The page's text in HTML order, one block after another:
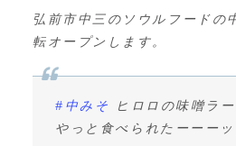
弘前市中三のソウルフードの
転オープンします。
#中みそ
ヒロロの味噌ラー
やっと食べられたーーーッ